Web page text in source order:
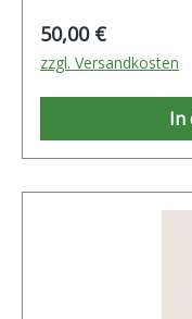
Regulärer Preis:
50,00 €
zzgl. Versandkosten
In